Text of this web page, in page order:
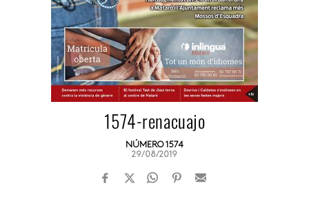
1574-renacuajo
NÚMERO 1574
29/08/2019